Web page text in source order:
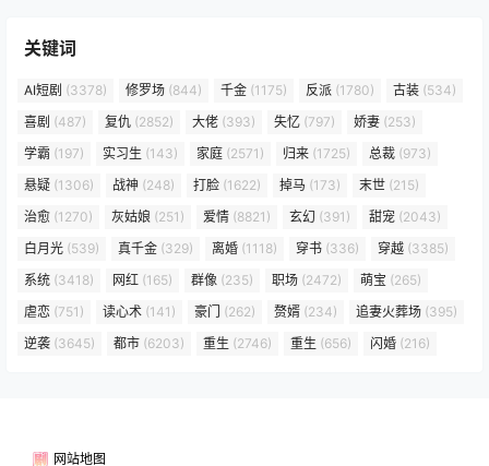
关键词
AI短剧 (3378) 修罗场 (844) 千金 (1175) 反派 (1780) 古装 (534)
喜剧 (487) 复仇 (2852) 大佬 (393) 失忆 (797) 娇妻 (253)
学霸 (197) 实习生 (143) 家庭 (2571) 归来 (1725) 总裁 (973)
悬疑 (1306) 战神 (248) 打脸 (1622) 掉马 (173) 末世 (215)
治愈 (1270) 灰姑娘 (251) 爱情 (8821) 玄幻 (391) 甜宠 (2043)
白月光 (539) 真千金 (329) 离婚 (1118) 穿书 (336) 穿越 (3385)
系统 (3418) 网红 (165) 群像 (235) 职场 (2472) 萌宝 (265)
虐恋 (751) 读心术 (141) 豪门 (262) 赘婿 (234) 追妻火葬场 (395)
逆袭 (3645) 都市 (6203) 重生 (2746) 重生 (656) 闪婚 (216)
网站地图